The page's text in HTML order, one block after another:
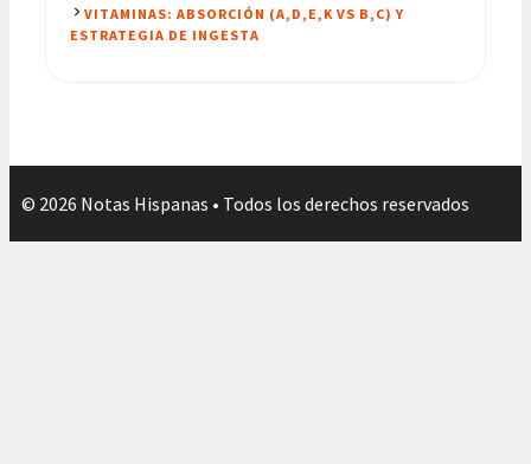
VITAMINAS: ABSORCIÓN (A,D,E,K VS B,C) Y
ESTRATEGIA DE INGESTA
© 2026 Notas Hispanas • Todos los derechos reservados